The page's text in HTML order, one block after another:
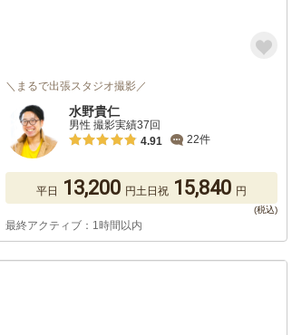
＼まるで出張スタジオ撮影／
水野貴仁
男性 撮影実績37回
4.91
22件
平日 13,200 円土日祝 15,840 円
最終アクティブ：1時間以内